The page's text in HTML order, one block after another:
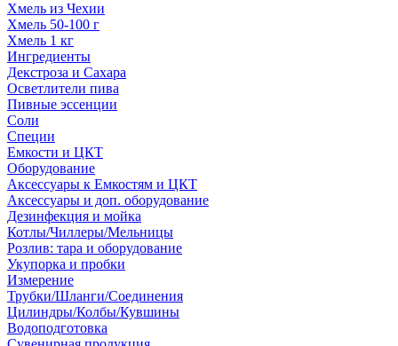
Хмель из Чехии
Хмель 50-100 г
Хмель 1 кг
Ингредиенты
Декстроза и Сахара
Осветлители пива
Пивные эссенции
Соли
Специи
Емкости и ЦКТ
Оборудование
Аксессуары к Емкостям и ЦКТ
Аксессуары и доп. оборудование
Дезинфекция и мойка
Котлы/Чиллеры/Мельницы
Розлив: тара и оборудование
Укупорка и пробки
Измерение
Трубки/Шланги/Соединения
Цилиндры/Колбы/Кувшины
Водоподготовка